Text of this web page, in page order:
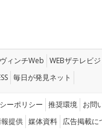
ィンチWeb WEBザテレビ
毎日が発見ネット
ーポリシー 推奨環境 お問
提供 媒体資料 広告掲載に